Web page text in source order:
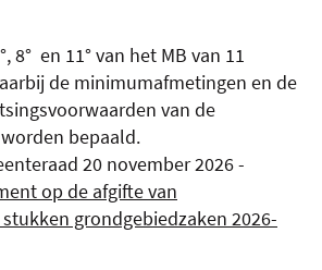
8° en 11° van het MB van 11
de minimumafmetingen en de
van de
bepaald.
20 november 2026 -
op de afgifte van
grondgebiedzaken 2026-